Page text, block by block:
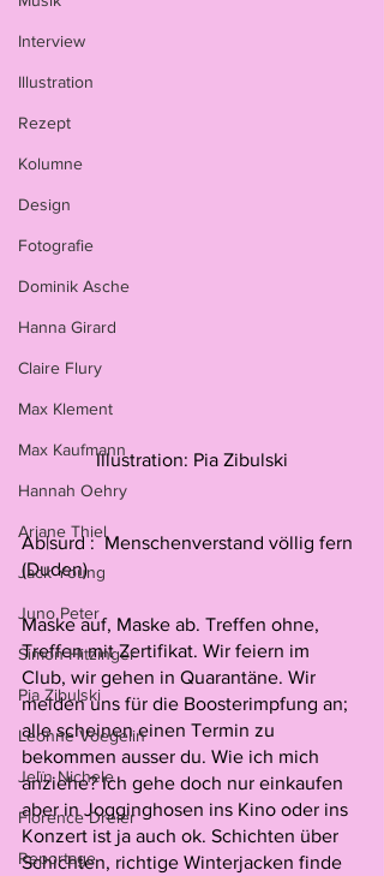
Interview
Illustration
Rezept
Kolumne
Design
Fotografie
Dominik Asche
Hanna Girard
Claire Flury
Max Klement
Max Kaufmann
Hannah Oehry
Ariane Thiel
Jack Young
Juno Peter
Simon Hitzinger
Pia Zibulski
Leonne Voegelin
Jelïn Nichele
Florence Dreier
Reportage
Illustration: Pia Zibulski
Ab|surd :  Menschenverstand völlig fern
(Duden)
Maske auf, Maske ab. Treffen ohne,
Treffen mit Zertifikat. Wir feiern im
Club, wir gehen in Quarantäne. Wir
melden uns für die Boosterimpfung an;
alle scheinen einen Termin zu
bekommen ausser du. Wie ich mich
anziehe? Ich gehe doch nur einkaufen
aber in Jogginghosen ins Kino oder ins
Konzert ist ja auch ok. Schichten über
Schichten, richtige Winterjacken finde